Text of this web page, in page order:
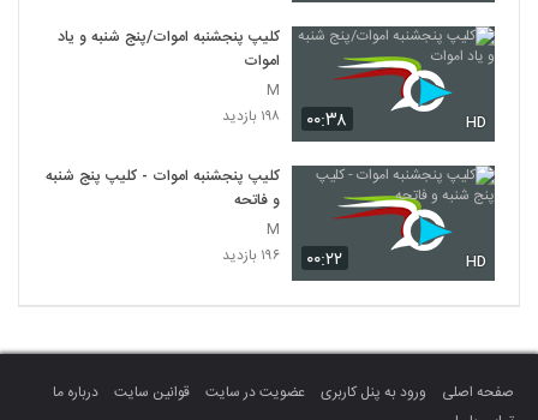
۰۰:۳۸ HD
کلیپ پنجشنبه اموات/پنج شنبه و یاد
اموات
M
۱۹۸ بازدید
۰۰:۲۲ HD
کلیپ پنجشنبه اموات - کلیپ پنج شنبه
و فاتحه
M
۱۹۶ بازدید
صفحه اصلی ورود به پنل کاربری عضویت در سایت قوانین سایت
درباره ما